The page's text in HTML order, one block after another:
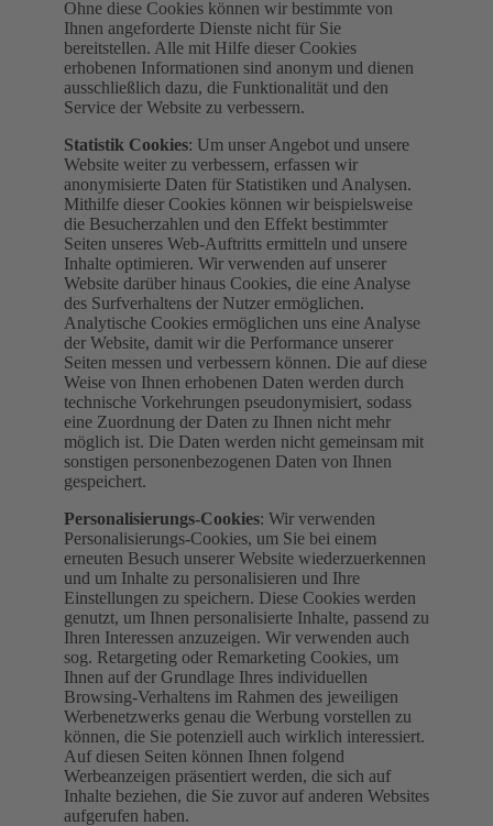
Ohne diese Cookies können wir bestimmte von
Ihnen angeforderte Dienste nicht für Sie
bereitstellen. Alle mit Hilfe dieser Cookies
erhobenen Informationen sind anonym und dienen
ausschließlich dazu, die Funktionalität und den
Service der Website zu verbessern.
Statistik Cookies: Um unser Angebot und unsere
Website weiter zu verbessern, erfassen wir
anonymisierte Daten für Statistiken und Analysen.
Mithilfe dieser Cookies können wir beispielsweise
die Besucherzahlen und den Effekt bestimmter
Seiten unseres Web-Auftritts ermitteln und unsere
Inhalte optimieren. Wir verwenden auf unserer
Website darüber hinaus Cookies, die eine Analyse
des Surfverhaltens der Nutzer ermöglichen.
Analytische Cookies ermöglichen uns eine Analyse
der Website, damit wir die Performance unserer
Seiten messen und verbessern können. Die auf diese
Weise von Ihnen erhobenen Daten werden durch
technische Vorkehrungen pseudonymisiert, sodass
eine Zuordnung der Daten zu Ihnen nicht mehr
möglich ist. Die Daten werden nicht gemeinsam mit
sonstigen personenbezogenen Daten von Ihnen
gespeichert.
Personalisierungs-Cookies: Wir verwenden
Personalisierungs-Cookies, um Sie bei einem
erneuten Besuch unserer Website wiederzuerkennen
und um Inhalte zu personalisieren und Ihre
Einstellungen zu speichern. Diese Cookies werden
genutzt, um Ihnen personalisierte Inhalte, passend zu
Ihren Interessen anzuzeigen. Wir verwenden auch
sog. Retargeting oder Remarketing Cookies, um
Ihnen auf der Grundlage Ihres individuellen
Browsing-Verhaltens im Rahmen des jeweiligen
Werbenetzwerks genau die Werbung vorstellen zu
können, die Sie potenziell auch wirklich interessiert.
Auf diesen Seiten können Ihnen folgend
Werbeanzeigen präsentiert werden, die sich auf
Inhalte beziehen, die Sie zuvor auf anderen Websites
aufgerufen haben.